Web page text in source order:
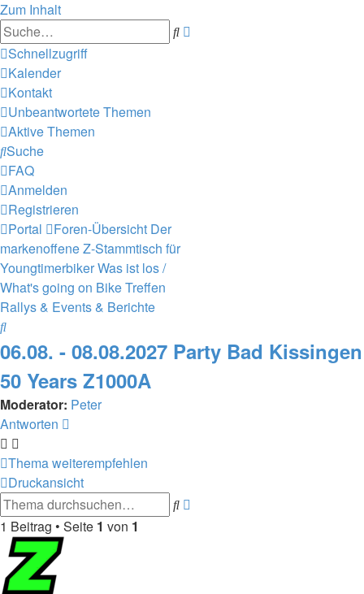
Zum Inhalt
Suche
Schnellzugriff
Kalender
Kontakt
Unbeantwortete Themen
Aktive Themen
Suche
FAQ
Anmelden
Registrieren
Portal
Foren-Übersicht Der
markenoffene Z-Stammtisch für
YoungtimerbikerWas ist los /
What's going on Bike Treffen
Rallys & Events & Berichte
Suche
06.08. - 08.08.2027 Party Bad Kissingen
50 Years Z1000A
Moderator: Peter
Antworten
Thema weiterempfehlen
Druckansicht
Suche
1 Beitrag • Seite 1 von 1